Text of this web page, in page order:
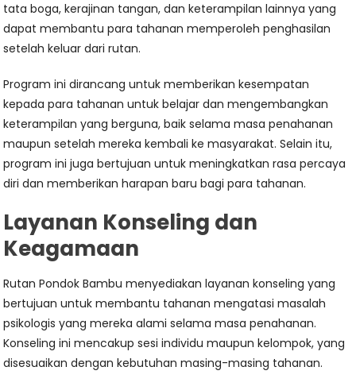
tata boga, kerajinan tangan, dan keterampilan lainnya yang
dapat membantu para tahanan memperoleh penghasilan
setelah keluar dari rutan.
Program ini dirancang untuk memberikan kesempatan
kepada para tahanan untuk belajar dan mengembangkan
keterampilan yang berguna, baik selama masa penahanan
maupun setelah mereka kembali ke masyarakat. Selain itu,
program ini juga bertujuan untuk meningkatkan rasa percaya
diri dan memberikan harapan baru bagi para tahanan.
Layanan Konseling dan
Keagamaan
Rutan Pondok Bambu menyediakan layanan konseling yang
bertujuan untuk membantu tahanan mengatasi masalah
psikologis yang mereka alami selama masa penahanan.
Konseling ini mencakup sesi individu maupun kelompok, yang
disesuaikan dengan kebutuhan masing-masing tahanan.